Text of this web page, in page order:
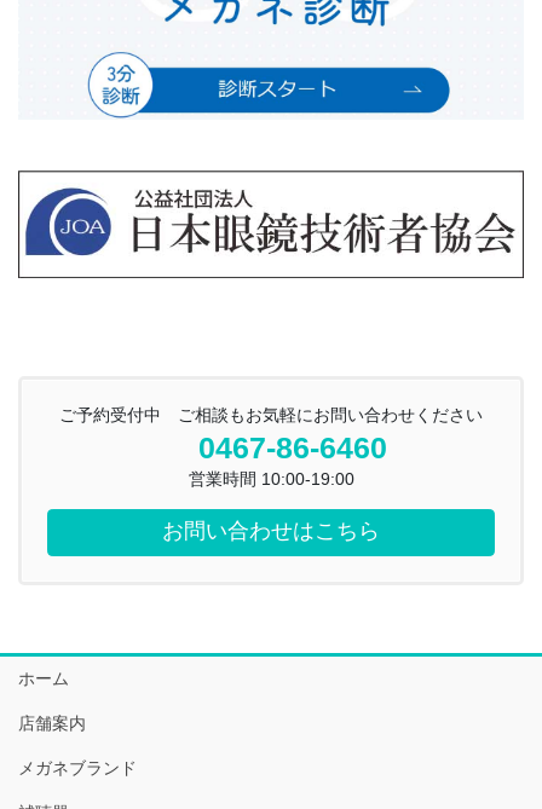
ご予約受付中 ご相談もお気軽にお問い合わせください
0467-86-6460
営業時間 10:00-19:00
お問い合わせはこちら
ホーム
店舗案内
メガネブランド